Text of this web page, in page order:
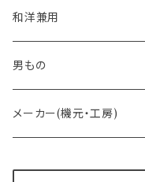
- おびやオリジナル・別注
- オーダー帯
- 京袋帯・開き仕立て
和洋兼用
男もの
メーカー(機元・工房)